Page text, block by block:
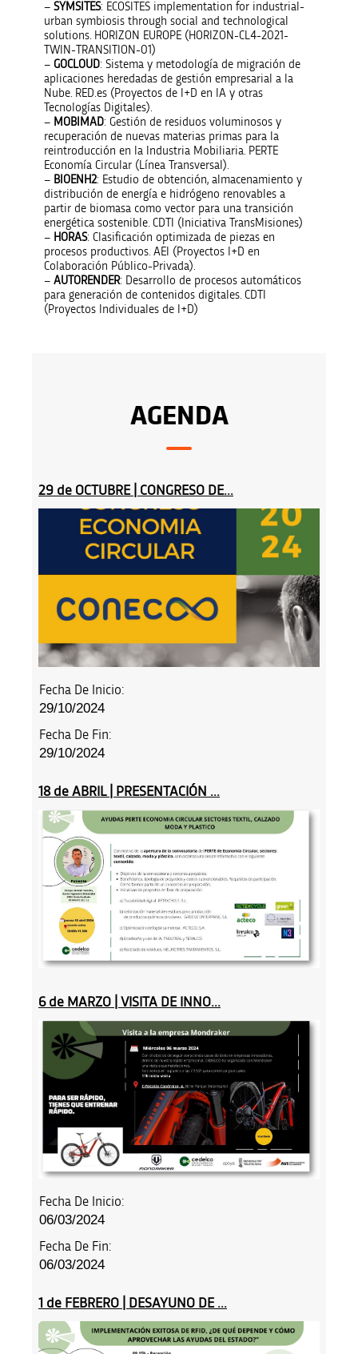
–SYMSITES: ECOSITES implementation for industrial-
urban symbiosis through social and technological
solutions. HORIZON EUROPE (HORIZON-CL4-2021-
TWIN-TRANSITION-01)
– GOCLOUD: Sistema y metodología de migración de
aplicaciones heredadas de gestión empresarial a la
Nube. RED.es (Proyectos de I+D en IA y otras
Tecnologías Digitales).
– MOBIMAD: Gestión de residuos voluminosos y
recuperación de nuevas materias primas para la
reintroducción en la Industria Mobiliaria. PERTE
Economía Circular (Línea Transversal).
– BIOENH2: Estudio de obtención, almacenamiento y
distribución de energía e hidrógeno renovables a
partir de biomasa como vector para una transición
energética sostenible. CDTI (Iniciativa TransMisiones)
– HORAS: Clasificación optimizada de piezas en
procesos productivos. AEI (Proyectos I+D en
Colaboración Público-Privada).
–AUTORENDER: Desarrollo de procesos automáticos
para generación de contenidos digitales. CDTI
(Proyectos Individuales de I+D)
AGENDA
29 de OCTUBRE | CONGRESO DE...
Fecha De Inicio:
29/10/2024
Fecha De Fin:
29/10/2024
18 de ABRIL | PRESENTACIÓN ...
6 de MARZO | VISITA DE INNO...
Fecha De Inicio:
06/03/2024
Fecha De Fin:
06/03/2024
1 de FEBRERO | DESAYUNO DE ...